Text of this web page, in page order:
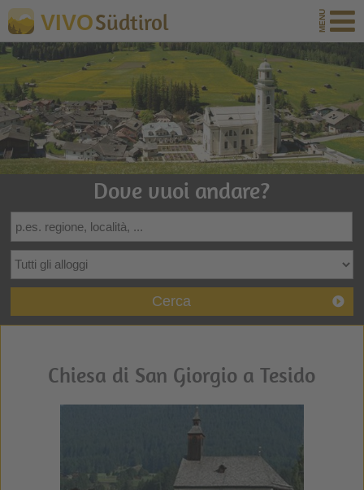
VIVOSüdtirol
Dove vuoi andare?
Cerca
Chiesa di San Giorgio a Tesido